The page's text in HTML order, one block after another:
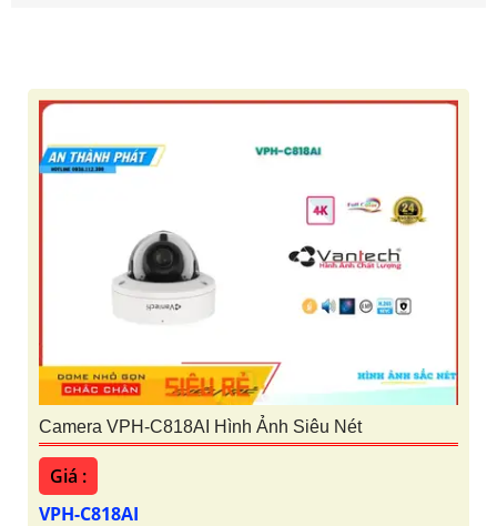
Camera VPH-C818AI Hình Ảnh Siêu Nét
Giá :
VPH-C818AI